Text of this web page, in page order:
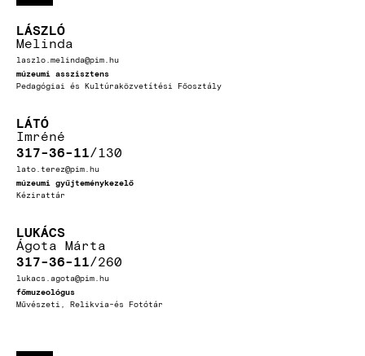
LÁSZLÓ
Melinda
laszlo.melinda@pim.hu
múzeumi asszisztens
Pedagógiai és Kultúraközvetítési Főosztály
LÁTÓ
Imréné
317-36-11 130
lato.terez@pim.hu
múzeumi gyűjteménykezelő
Kézirattár
LUKÁCS
Ágota Márta
317-36-11 260
lukacs.agota@pim.hu
főmuzeológus
Művészeti, Relikvia-és Fotótár